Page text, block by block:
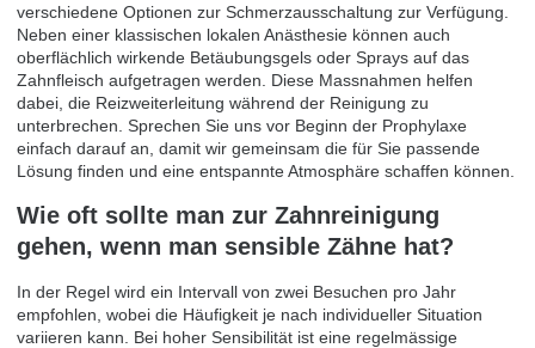
verschiedene Optionen zur Schmerzausschaltung zur Verfügung.
Neben einer klassischen lokalen Anästhesie können auch
oberflächlich wirkende Betäubungsgels oder Sprays auf das
Zahnfleisch aufgetragen werden. Diese Massnahmen helfen
dabei, die Reizweiterleitung während der Reinigung zu
unterbrechen. Sprechen Sie uns vor Beginn der Prophylaxe
einfach darauf an, damit wir gemeinsam die für Sie passende
Lösung finden und eine entspannte Atmosphäre schaffen können.
Wie oft sollte man zur Zahnreinigung
gehen, wenn man sensible Zähne hat?
In der Regel wird ein Intervall von zwei Besuchen pro Jahr
empfohlen, wobei die Häufigkeit je nach individueller Situation
variieren kann. Bei hoher Sensibilität ist eine regelmässige